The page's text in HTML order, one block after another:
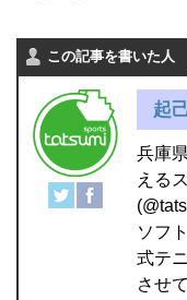
この記事を書いた人
起
兵庫
える
ソフ
式テ
させ